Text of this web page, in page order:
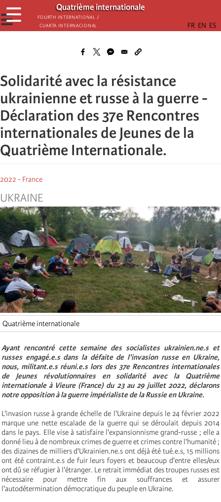
Skip
to
main
Quatrième internationale
Fourth International /
Cuarta Internacional
☰
☰
Solidarité avec la résistance
ukrainienne et russe à la guerre -
Déclaration des 37e Rencontres
internationales de Jeunes de la
Quatrième Internationale.
2022 - France
UKRAINE
Quatrième internationale
Ayant rencontré cette semaine des socialistes ukrainien.ne.s et
russes engagé.e.s dans la défaite de l'invasion russe en Ukraine,
nous, militant.e.s réuni.e.s lors des 37e Rencontres internationales
de Jeunes révolutionnaires en solidarité avec la Quatrième
internationale à Vieure (France) du 23 au 29 juillet 2022, déclarons
notre opposition à la guerre impérialiste de la Russie en Ukraine.
L'invasion russe à grande échelle de l'Ukraine depuis le 24 février 2022
marque une nette escalade de la guerre qui se déroulait depuis 2014
dans le pays. Elle vise à satisfaire l'expansionnisme grand-russe ; elle a
donné lieu à de nombreux crimes de guerre et crimes contre l'humanité ;
des dizaines de milliers d'Ukrainien.ne.s ont déjà été tué.e.s, 15 millions
ont été contraint.e.s de fuir leurs foyers et beaucoup d'entre elles/eux
ont dû se réfugier à l'étranger. Le retrait immédiat des troupes russes est
nécessaire pour mettre fin aux souffrances et assurer
l'autodétermination démocratique du peuple en Ukraine.